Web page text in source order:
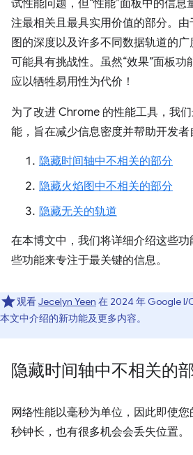
试性能问题，但“性能”面板中的信息
注最相关且最具实用价值的部分。
图的深度以及许多不同数据轨道的
可能具有挑战性。虽然“效果”面板功
应以牺牲易用性为代价！
为了改进 Chrome 的性能工具，我
能，旨在减少信息密度并帮助开发者
隐藏时间轴中不相关的部分
隐藏火焰图中不相关的部分
隐藏无关的轨道
在本博文中，我们将详细介绍这些
些功能来专注于最关键的信息。
观看Jecelyn Yeen 在 2024 年 Google I/
本文中介绍的新功能及更多内容。
隐藏时间轴中不相关的
网络性能以毫秒为单位，因此即使
秒钟长，也有很多机会会丢失位置。